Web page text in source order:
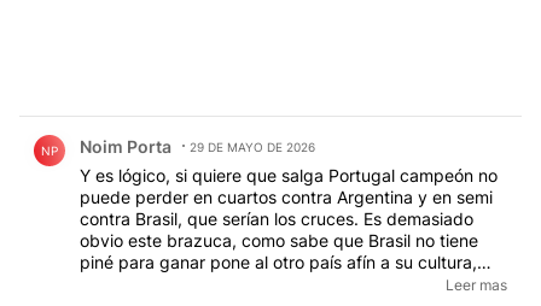
NP Noim Porta 29 DE MAYO DE 2026
Y es lógico, si quiere que salga Portugal campeón no
puede perder en cuartos contra Argentina y en semi
contra Brasil, que serían los cruces. Es demasiado
obvio este brazuca, como sabe que Brasil no tiene
piné para ganar pone al otro país afín a su cultura,
Portugal como ganador y eso hace que indique que
Leer mas